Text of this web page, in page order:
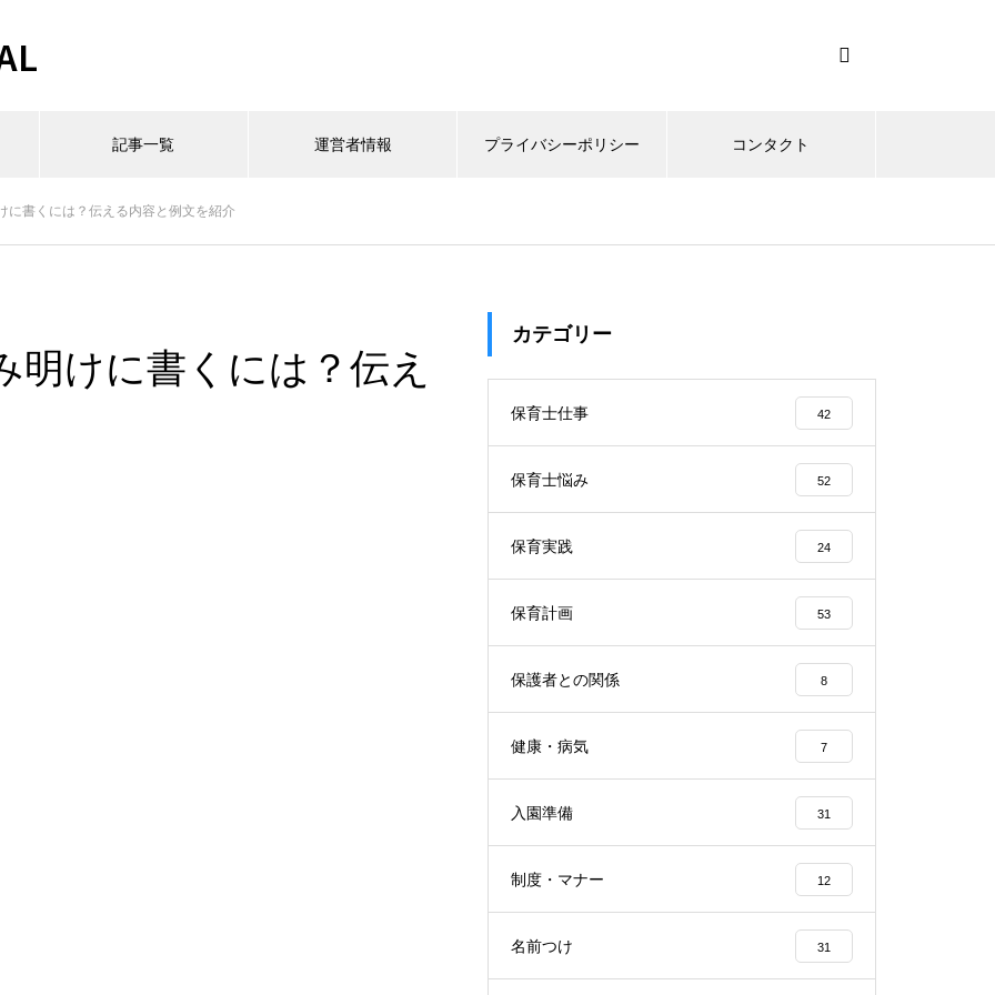
記事一覧 運営者情報 プライバシーポリシー コンタクト
に書くには？伝える内容と例文を紹介
明けに書くには？伝え
カテゴリー
保育士仕事 42
保育士悩み 52
保育実践 24
保育計画 53
保護者との関係 8
健康・病気 7
入園準備 31
制度・マナー 12
名前つけ 31